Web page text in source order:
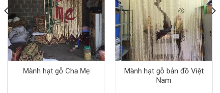
Mành hạt gỗ Cha Mẹ
Mành hạt gỗ bản đồ Việt
Nam